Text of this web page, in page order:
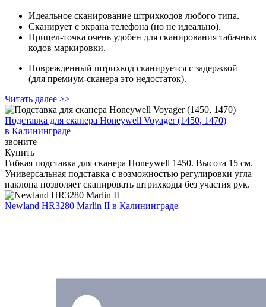
Идеальное сканирование штрихкодов любого типа.
Сканирует с экрана телефона (но не идеально).
Прицел-точка очень удобен для сканирования табачных
кодов маркировки.
Поврежденный штрихкод сканируется с задержкой
(для премиум‑сканера это недостаток).
Читать далее >>
Подставка для сканера Honeywell Voyager (1450, 1470)
в Калининграде
звоните
Купить
Гибкая подставка для сканера Honeywell 1450. Высота 15 см.
Универсальная подставка с возможностью регулировки угла
наклона позволяет сканировать штрихкоды без участия рук.
Newland HR3280 Marlin II в Калининграде